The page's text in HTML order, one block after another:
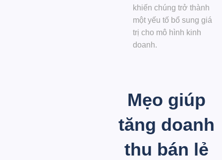
khiến chúng trở thành
một yếu tố bổ sung giá
trị cho mô hình kinh
doanh.
Mẹo giúp
tăng doanh
thu bán lẻ